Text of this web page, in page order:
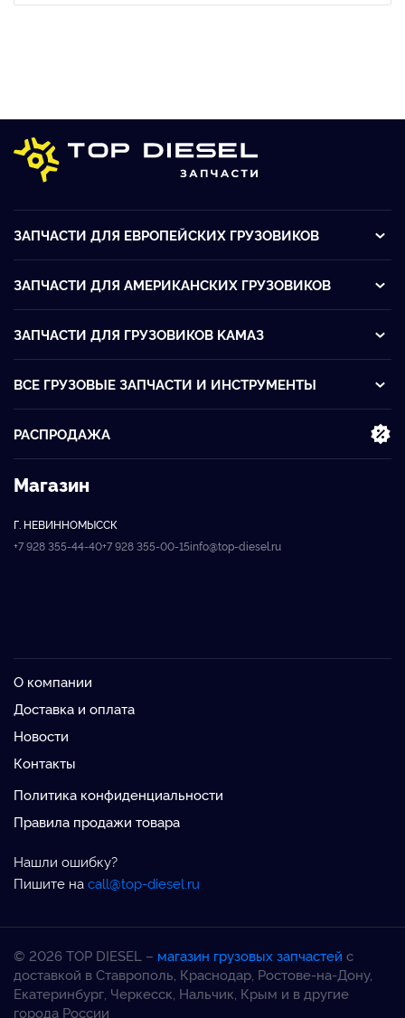
ЗАПЧАСТИ ДЛЯ ЕВРОПЕЙСКИХ ГРУЗОВИКОВ
ЗАПЧАСТИ ДЛЯ АМЕРИКАНСКИХ ГРУЗОВИКОВ
ЗАПЧАСТИ ДЛЯ ГРУЗОВИКОВ KАМАЗ
ВСЕ ГРУЗОВЫЕ ЗАПЧАСТИ И ИНСТРУМЕНТЫ
РАСПРОДАЖА
Магазин
Г. НЕВИННОМЫССК
+7 928 355-44-40+7 928 355-00-15info@top-diesel.ru
О компании
Доставка и оплата
Новости
Контакты
Политика конфиденциальности
Правила продажи товара
Нашли ошибку?
Пишите наcall@top-diesel.ru
© 2026 TOP DIESEL – магазин грузовых запчастей с
доставкой в Ставрополь, Краснодар, Ростове-на-Дону,
Екатеринбург, Черкесск, Нальчик, Крым и в другие
города России